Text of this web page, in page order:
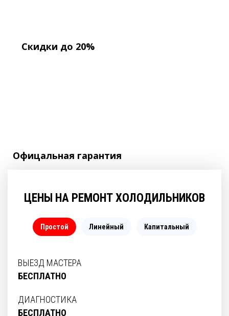
Скидки до 20%
Офицальная гарантия
ЦЕНЫ НА РЕМОНТ ХОЛОДИЛЬНИКОВ
Простой Линейный Капитальный
ВЫЕЗД МАСТЕРА
БЕСПЛАТНО
ДИАГНОСТИКА
БЕСПЛАТНО